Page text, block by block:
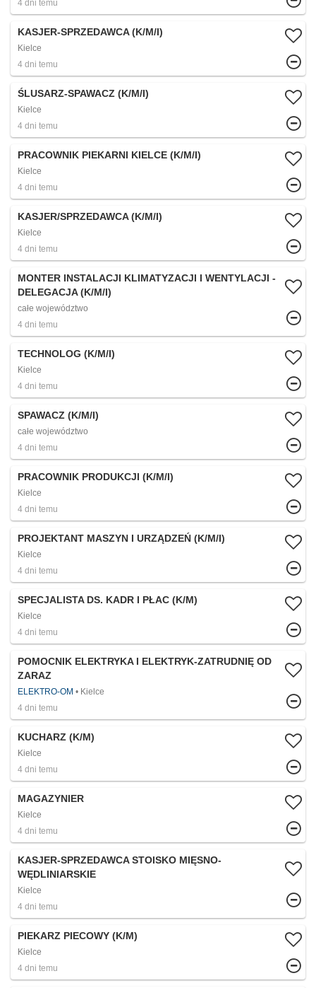
4 dni temu
KASJER-SPRZEDAWCA (K/M/I)
Kielce
4 dni temu
ŚLUSARZ-SPAWACZ (K/M/I)
Kielce
4 dni temu
PRACOWNIK PIEKARNI KIELCE (K/M/I)
Kielce
4 dni temu
KASJER/SPRZEDAWCA (K/M/I)
Kielce
4 dni temu
MONTER INSTALACJI KLIMATYZACJI I WENTYLACJI -
DELEGACJA (K/M/I)
całe województwo
4 dni temu
TECHNOLOG (K/M/I)
Kielce
4 dni temu
SPAWACZ (K/M/I)
całe województwo
4 dni temu
PRACOWNIK PRODUKCJI (K/M/I)
Kielce
4 dni temu
PROJEKTANT MASZYN I URZĄDZEŃ (K/M/I)
Kielce
4 dni temu
SPECJALISTA DS. KADR I PŁAC (K/M)
Kielce
4 dni temu
POMOCNIK ELEKTRYKA I ELEKTRYK-ZATRUDNIĘ OD
ZARAZ
ELEKTRO-OM
Kielce
4 dni temu
KUCHARZ (K/M)
Kielce
4 dni temu
MAGAZYNIER
Kielce
4 dni temu
KASJER-SPRZEDAWCA STOISKO MIĘSNO-
WĘDLINIARSKIE
Kielce
4 dni temu
PIEKARZ PIECOWY (K/M)
Kielce
4 dni temu